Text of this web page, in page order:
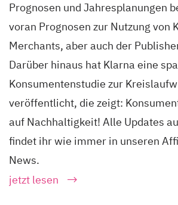
Prognosen und Jahresplanungen
voran Prognosen zur Nutzung von
Merchants, aber auch der
Darüber hinaus hat Klarna eine
Konsumentenstudie zur
veröffentlicht, die zeigt:
auf Nachhaltigkeit! Alle Updates
findet ihr wie immer in unseren
News.
jetzt lesen